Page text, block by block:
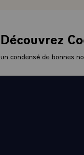
Découvrez
un condensé de bonnes